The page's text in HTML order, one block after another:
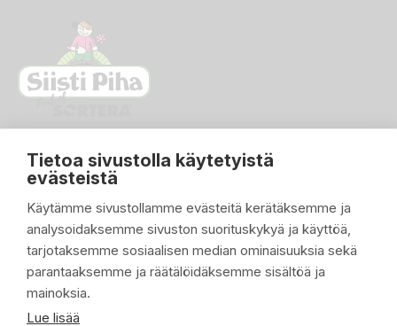
Tietoa sivustolla käytetyistä
evästeistä
Käytämme sivustollamme evästeitä kerätäksemme ja
analysoidaksemme sivuston suorituskykyä ja käyttöä,
tarjotaksemme sosiaalisen median ominaisuuksia sekä
parantaaksemme ja räätälöidäksemme sisältöä ja
mainoksia.
Lue lisää
PIKALINKIT
TUOTTEET